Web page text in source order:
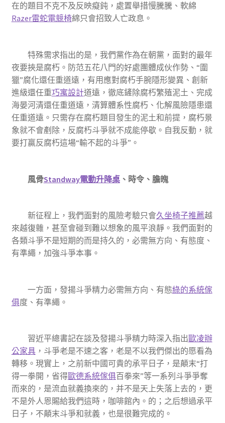
在的題目不克不及反映癡鈍，處置舉措慢騰騰、軟綿
Razer雷蛇電競椅綿只會招致人亡政息。
特殊需求指出的是，我們黨作為在朝黨，面對的最年
夜要挾是腐朽。防范五花八門的好處團體成伙作勢、“圍
獵”腐化還任重道遠，有用應對腐朽手腕隱形變異、創新
進級還任重巧寓設計道遠，徹底鏟除腐朽繁殖泥土、完成
海晏河清還任重道遠，清算體系性腐朽、化解風險隱患還
任重道遠。只需存在腐朽題目發生的泥土和前提，腐朽景
象就不會剷除，反腐朽斗爭就不成能停歇。自我反動，就
要打贏反腐朽這場“輸不起的斗爭”。
風骨Standway電動升降桌、時令、膽魄
新征程上，我們面對的風險考驗只會久坐椅子推薦越
來越復雜，甚至會碰到難以想象的風平浪靜。我們面對的
各類斗爭不是短期的而是持久的，必需無方向、有態度、
有準繩，加強斗爭本事。
一方面，發揚斗爭精力必需無方向、有態綠的系統傢
俱度、有準繩。
習近平總書記在談及發揚斗爭精力時深入指出歐凌辦
公家具，斗爭老是不速之客，老是不以我們傑出的愿看為
轉移。現實上，之前新中國可貴的承平日子，是顛末“打
得一拳開，省得歐德系統傢俱百拳來”等一系列斗爭爭奪
而來的，是流血就義換來的，并不是天上失落上去的，更
不是外人恩賜給我們這時，咖啡館內。的；之后想過承平
日子，不顛末斗爭和就義，也是很難完成的。